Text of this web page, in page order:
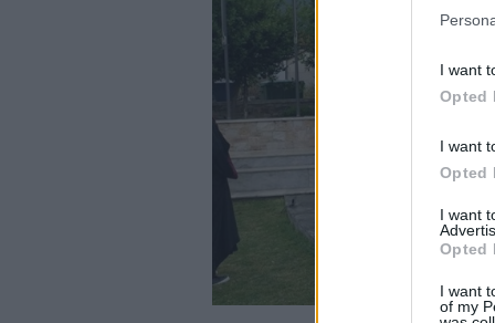
I want
Opted
I want
Opted
I want
Opted
I want
of my